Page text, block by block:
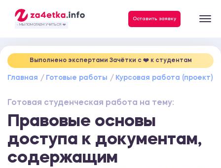
- МЫ ПОМОГАЕМ УЧИТЬСЯ ❤️
Оставить заявку
Выполнено экспертами Зачётки c ❤️ к студентам
Главная Готовые работы Курсовая работа (проект)
Готовая студенческая работа на тему:
Правовые основы
доступа к документам,
содержащим